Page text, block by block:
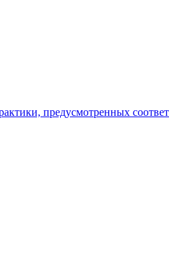
предусмотренных